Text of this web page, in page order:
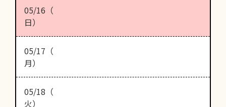
05/16（
日）
05/17（
月）
05/18（
火）